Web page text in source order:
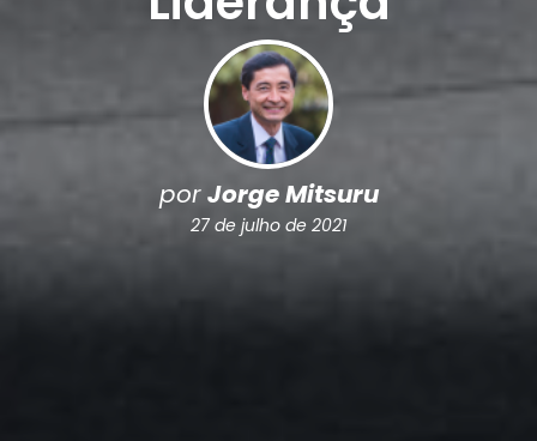
porJorge Mitsuru
27 de julho de 2021